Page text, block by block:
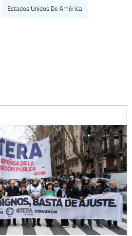
Estados Unidos De América